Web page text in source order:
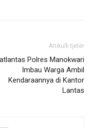
Artikulli tjetër
Polres Manokwari
Imbau Warga Ambil
Kendaraannya di Kantor
Lantas